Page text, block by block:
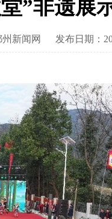
”非遗展
新闻网 发布日期：